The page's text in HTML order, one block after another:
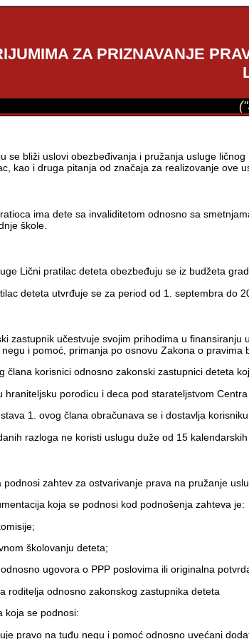
ZA PRIZNAVANJE
se bliži uslovi obezbeđivanja i pružanja usluge
kao i druga pitanja od značaja za realizovanje ove
ima dete sa invaliditetom odnosno sa
škole.
Lični pratilac deteta obezbeđuju se iz budžeta
deteta utvrđuje se za period od 1. septembra do
zastupnik učestvuje svojim prihodima u
i pomoć, primanja po osnovu Zakona o pravima
člana korisnici odnosno zakonski zastupnici deteta
hraniteljsku porodicu i deca pod starateljstvom
1. ovog člana obračunava se i dostavlja
razloga ne koristi uslugu duže od 15
podnosi zahtev za ostvarivanje prava na pružanje
koja se podnosi kod podnošenja zahteva je:
školovanju deteta;
ugovora o PPP poslovima ili originalna
roditelja odnosno zakonskog zastupnika deteta
koja se podnosi:
pravo na tuđu negu i pomoć odnosno uvećani